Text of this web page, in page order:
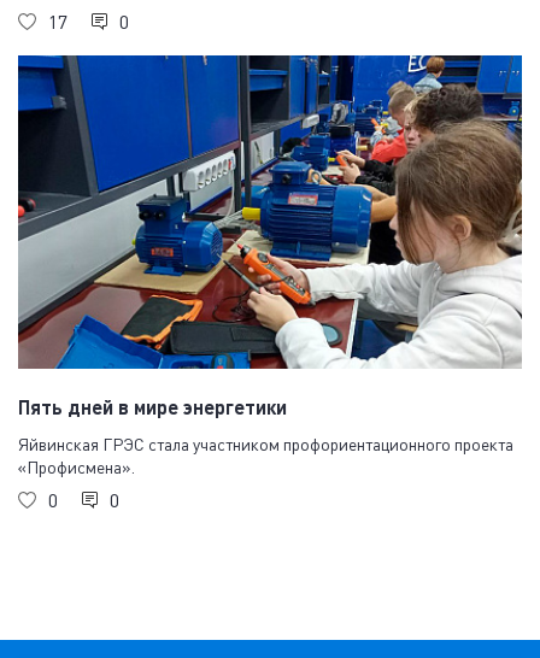
17 0
Пять дней в мире энергетики
Яйвинская ГРЭС стала участником профориентационного проекта
«Профисмена».
0 0